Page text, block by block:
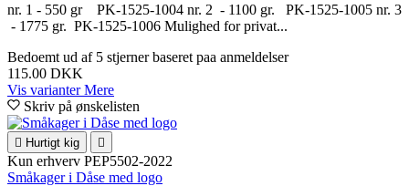
nr. 1 - 550 gr PK-1525-1004 nr. 2 - 1100 gr. PK-1525-1005 nr. 3
- 1775 gr. PK-1525-1006 Mulighed for privat...
Bedoemt ud af 5 stjerner baseret paa anmeldelser
115.00 DKK
Vis varianterMere
Skriv på ønskelisten
 Hurtigt kig 
Kun erhverv PEP5502-2022
Småkager i Dåse med logo